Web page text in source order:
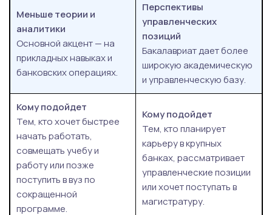
Меньше теории и
аналитики
Основной акцент — на
прикладных навыках и
банковских операциях.
Перспективы
управленческих
позиций
Бакалавриат дает более
широкую академическую
и управленческую базу.
Кому подойдет
Тем, кто хочет быстрее
начать работать,
совмещать учебу и
работу или позже
поступить в вуз по
сокращенной
программе.
Кому подойдет
Тем, кто планирует
карьеру в крупных
банках, рассматривает
управленческие позиции
или хочет поступать в
магистратуру.